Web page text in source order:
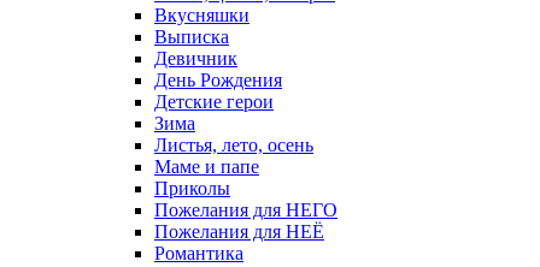
Вкусняшки
Выписка
Девичник
День Рождения
Детские герои
Зима
Листья, лето, осень
Маме и папе
Приколы
Пожелания для НЕГО
Пожелания для НЕЁ
Романтика